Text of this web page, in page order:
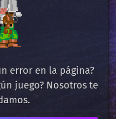
error en la página?
juego? Nosotros te